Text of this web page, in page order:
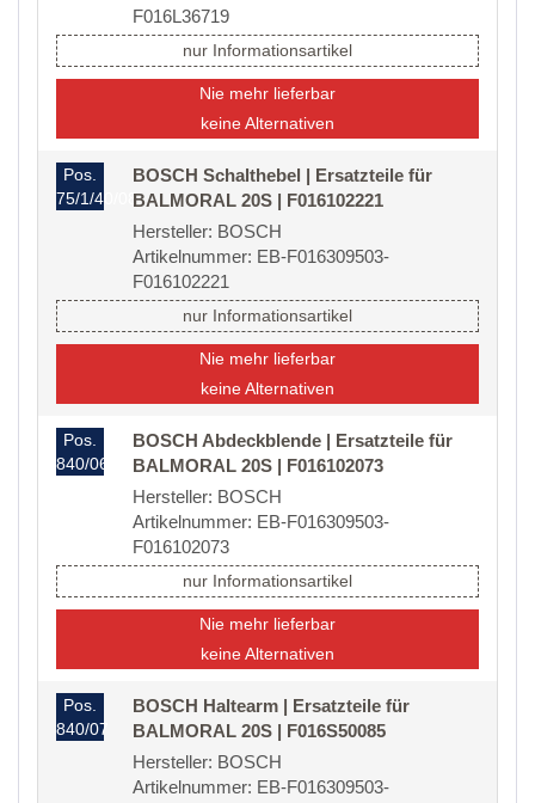
F016L36719
nur Informationsartikel
Nie mehr lieferbar
keine Alternativen
Pos.
75/1/40/08
BOSCH Schalthebel | Ersatzteile für
BALMORAL 20S | F016102221
Hersteller: BOSCH
Artikelnummer: EB-F016309503-
F016102221
nur Informationsartikel
Nie mehr lieferbar
keine Alternativen
Pos.
840/06
BOSCH Abdeckblende | Ersatzteile für
BALMORAL 20S | F016102073
Hersteller: BOSCH
Artikelnummer: EB-F016309503-
F016102073
nur Informationsartikel
Nie mehr lieferbar
keine Alternativen
Pos.
840/07
BOSCH Haltearm | Ersatzteile für
BALMORAL 20S | F016S50085
Hersteller: BOSCH
Artikelnummer: EB-F016309503-